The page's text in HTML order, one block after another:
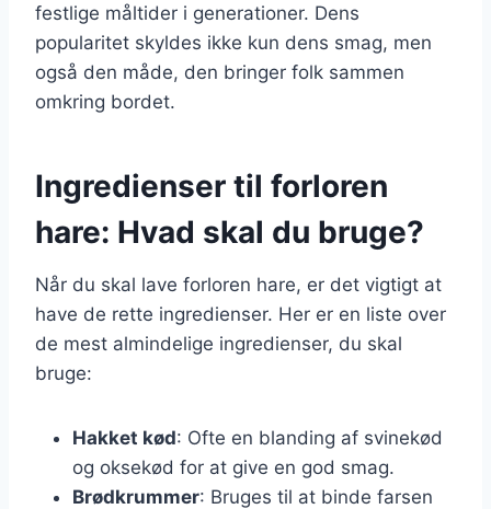
festlige måltider i generationer. Dens
popularitet skyldes ikke kun dens smag, men
også den måde, den bringer folk sammen
omkring bordet.
Ingredienser til forloren
hare: Hvad skal du bruge?
Når du skal lave forloren hare, er det vigtigt at
have de rette ingredienser. Her er en liste over
de mest almindelige ingredienser, du skal
bruge:
Hakket kød: Ofte en blanding af svinekød
og oksekød for at give en god smag.
Brødkrummer: Bruges til at binde farsen